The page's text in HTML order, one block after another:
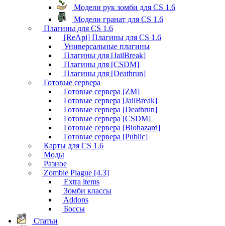
Модели рук зомби для CS 1.6
Модели гранат для CS 1.6
Плагины для CS 1.6
[ReApi] Плагины для CS 1.6
Универсальные плагины
Плагины для [JailBreak]
Плагины для [CSDM]
Плагины для [Deathrun]
Готовые сервера
Готовые сервера [ZM]
Готовые сервера [JailBreak]
Готовые сервера [Deathrun]
Готовые сервера [CSDM]
Готовые сервера [Biohazard]
Готовые сервера [Public]
Карты для CS 1.6
Моды
Разное
Zombie Plague [4.3]
Extra items
Зомби классы
Addons
Боссы
Статьи